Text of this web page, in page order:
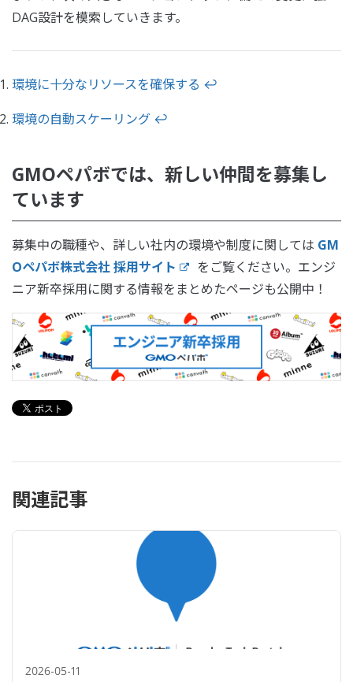
DAG設計を模索していきます。
環境に十分なリソースを確保する ↩
環境の自動スケーリング ↩
GMOペパボでは、新しい仲間を募集し
ています
募集中の職種や、詳しい社内の環境や制度に関しては GM
Oペパボ株式会社 採用サイト
をご覧ください。エンジ
ニア新卒採用に関する情報をまとめたページも公開中！
関連記事
2026-05-11